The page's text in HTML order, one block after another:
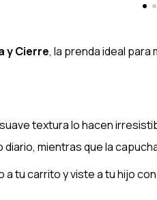
y Cierre, la prenda ideal
textura lo hacen
diario, mientras que la
a tu carrito y viste a tu hijo